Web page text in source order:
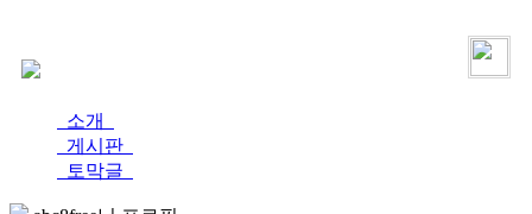
소개
게시판
토막글